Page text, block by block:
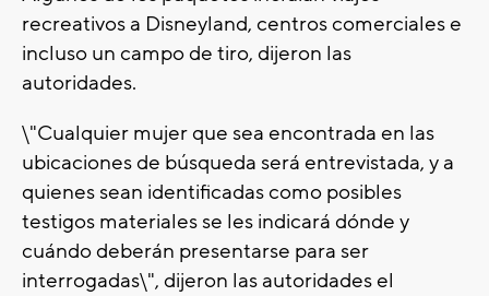
recreativos a Disneyland, centros comerciales e
incluso un campo de tiro, dijeron las
autoridades.
\"Cualquier mujer que sea encontrada en las
ubicaciones de búsqueda será entrevistada, y a
quienes sean identificadas como posibles
testigos materiales se les indicará dónde y
cuándo deberán presentarse para ser
interrogadas\", dijeron las autoridades el